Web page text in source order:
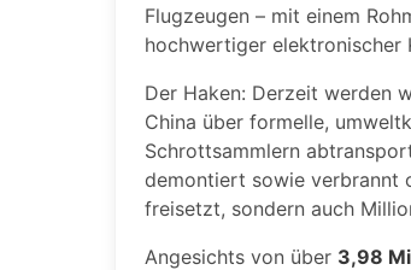
Flugzeugen – mit einem
hochwertiger elektronischer
Der Haken: Derzeit werden
China über formelle,
Schrottsammlern
demontiert sowie verbrannt
freisetzt, sondern auch
Angesichts von über 3,98